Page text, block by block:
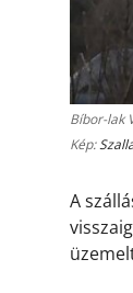
Bíbor-lak
Kép:
A